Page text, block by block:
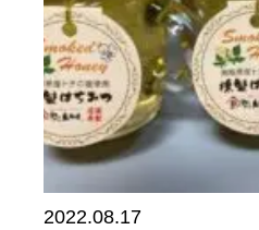
2022.08.17